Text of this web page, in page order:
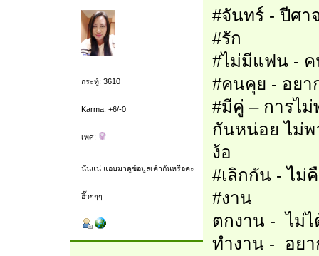
กระทู้: 3610
Karma: +6/-0
เพศ:
นั่นแน่ แอบมาดูข้อมูลเค้ากันหรือคะ
ฮิ๊วๆๆๆ
#จันทร์ - ปีศา
#รัก
#ไม่มีแฟน - ค
#คนคุย - อยา
#มีคู่ – การไ
กันหน่อย ไม่พ
ง้อ
#เลิกกัน - ไม่
#งาน
ตกงาน - ไม่ไ
ทำงาน - อย